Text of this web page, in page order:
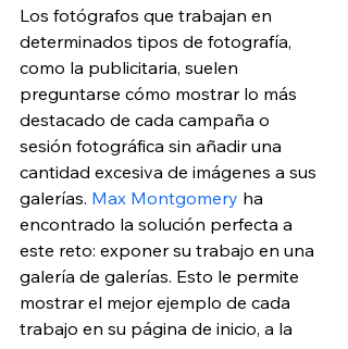
Los fotógrafos que trabajan en
determinados tipos de fotografía,
como la publicitaria, suelen
preguntarse cómo mostrar lo más
destacado de cada campaña o
sesión fotográfica sin añadir una
cantidad excesiva de imágenes a sus
galerías. Max Montgomery ha
encontrado la solución perfecta a
este reto: exponer su trabajo en una
galería de galerías. Esto le permite
mostrar el mejor ejemplo de cada
trabajo en su página de inicio, a la